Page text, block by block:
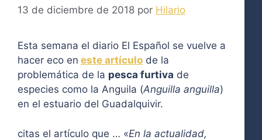
13 de diciembre de 2018 por Hilario
Esta semana el diario El Español se vuelve a
hacer eco en este artículo de la
problemática de la pesca furtiva de
especies como la Anguila (Anguilla anguilla)
en el estuario del Guadalquivir.
citas el artículo que … «En la actualidad,